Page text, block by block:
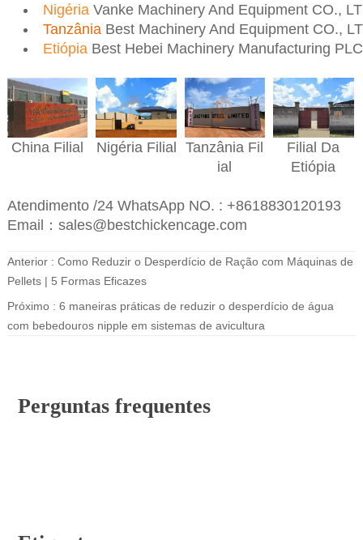
Nigéria Vanke Machinery And Equipment CO.,
Tanzânia Best Machinery And Equipment CO.,
Etiópia Best Hebei Machinery Manufacturing PLC
China Filial Nigéria Filial Tanzânia Fil
ial
Filial Da
Etiópia
Atendimento /24 WhatsApp NO. : +8618830120193
Email：sales@bestchickencage.com
Anterior : Como Reduzir o Desperdício de Ração com Máquinas de
Pellets | 5 Formas Eficazes
Próximo : 6 maneiras práticas de reduzir o desperdício de água
com bebedouros nipple em sistemas de avicultura
Perguntas frequentes